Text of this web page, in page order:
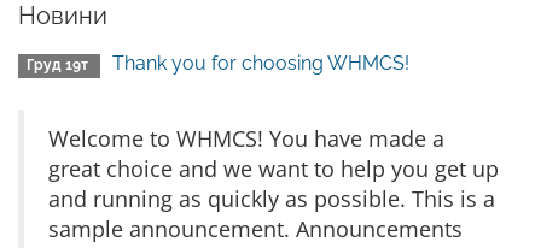
Новини
Груд 19т Thank you for choosing WHMCS!
Welcome to WHMCS! You have made a
great choice and we want to help you get up
and running as quickly as possible. This is a
sample announcement. Announcements